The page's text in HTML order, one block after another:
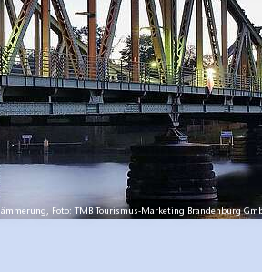
Foto: TMB Tourismus-Marketing Brandenburg